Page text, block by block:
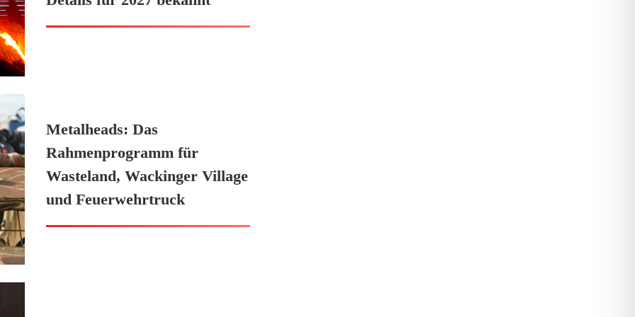
Metalheads: Das
Rahmenprogramm für
Wasteland, Wackinger Village
und Feuerwehrtruck